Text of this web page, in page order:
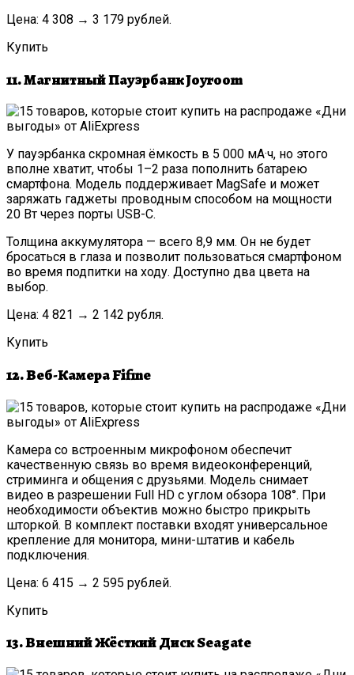
Цена: 4 308 → 3 179 рублей.
Купить
11. Магнитный Пауэрбанк Joyroom
У пауэрбанка скромная ёмкость в 5 000 мА·ч, но этого
вполне хватит, чтобы 1–2 раза пополнить батарею
смартфона. Модель поддерживает MagSafe и может
заряжать гаджеты проводным способом на мощности
20 Вт через порты USB-C.
Толщина аккумулятора — всего 8,9 мм. Он не будет
бросаться в глаза и позволит пользоваться смартфоном
во время подпитки на ходу. Доступно два цвета на
выбор.
Цена: 4 821 → 2 142 рубля.
Купить
12. Веб-Камера Fifine
Камера со встроенным микрофоном обеспечит
качественную связь во время видеоконференций,
стриминга и общения с друзьями. Модель снимает
видео в разрешении Full HD с углом обзора 108°. При
необходимости объектив можно быстро прикрыть
шторкой. В комплект поставки входят универсальное
крепление для монитора, мини-штатив и кабель
подключения.
Цена: 6 415 → 2 595 рублей.
Купить
13. Внешний Жёсткий Диск Seagate